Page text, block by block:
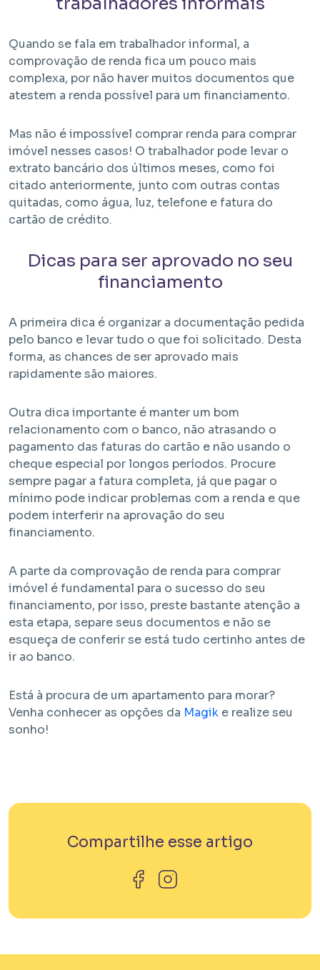
Quando se fala em trabalhador informal, a
comprovação de renda fica um pouco mais
complexa, por não haver muitos documentos que
atestem a renda possível para um financiamento.
Mas não é impossível comprar renda para comprar
imóvel nesses casos! O trabalhador pode levar o
extrato bancário dos últimos meses, como foi
citado anteriormente, junto com outras contas
quitadas, como água, luz, telefone e fatura do
cartão de crédito.
Dicas para ser aprovado no seu
financiamento
A primeira dica é organizar a documentação pedida
pelo banco e levar tudo o que foi solicitado. Desta
forma, as chances de ser aprovado mais
rapidamente são maiores.
Outra dica importante é manter um bom
relacionamento com o banco, não atrasando o
pagamento das faturas do cartão e não usando o
cheque especial por longos períodos. Procure
sempre pagar a fatura completa, já que pagar o
mínimo pode indicar problemas com a renda e que
podem interferir na aprovação do seu
financiamento.
A parte da comprovação de renda para comprar
imóvel é fundamental para o sucesso do seu
financiamento, por isso, preste bastante atenção a
esta etapa, separe seus documentos e não se
esqueça de conferir se está tudo certinho antes de
ir ao banco.
Está à procura de um apartamento para morar?
Venha conhecer as opções da Magik e realize seu
sonho!
Compartilhe esse artigo